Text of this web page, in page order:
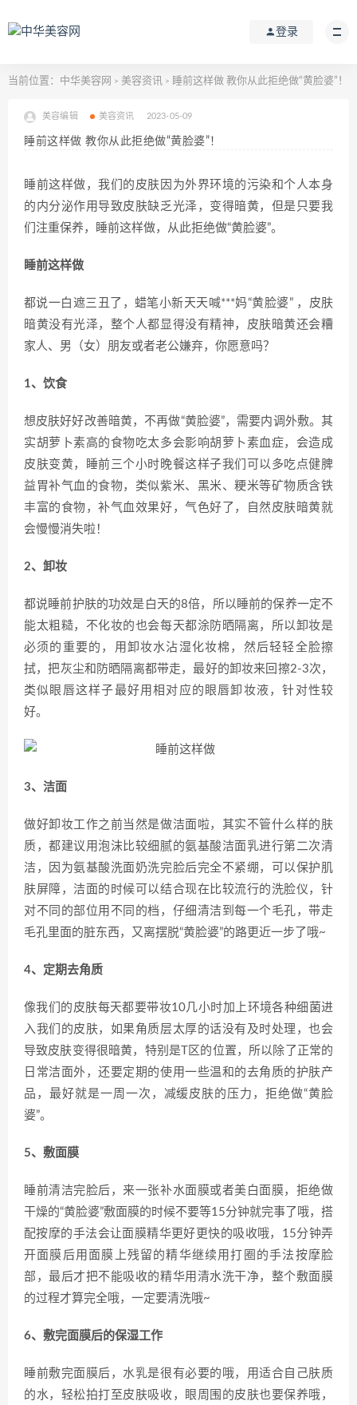
登录
当前位置： 中华美容网 > 美容资讯 > 睡前这样做 教你从此拒绝做“黄脸婆”！
美容编辑 美容资讯 2023-05-09
睡前这样做 教你从此拒绝做“黄脸婆”！
睡前这样做，我们的皮肤因为外界环境的污染和个人本身
的内分泌作用导致皮肤缺乏光泽，变得暗黄，但是只要我
们注重保养，睡前这样做，从此拒绝做“黄脸婆”。
睡前这样做
都说一白遮三丑了，蜡笔小新天天喊***妈“黄脸婆” ，皮肤
暗黄没有光泽，整个人都显得没有精神，皮肤暗黄还会糟
家人、男（女）朋友或者老公嫌弃，你愿意吗？
1、饮食
想皮肤好好改善暗黄，不再做“黄脸婆”，需要内调外敷。其
实胡萝卜素高的食物吃太多会影响胡萝卜素血症，会造成
皮肤变黄，睡前三个小时晚餐这样子我们可以多吃点健脾
益胃补气血的食物，类似紫米、黑米、粳米等矿物质含铁
丰富的食物，补气血效果好，气色好了，自然皮肤暗黄就
会慢慢消失啦！
2、卸妆
都说睡前护肤的功效是白天的8倍，所以睡前的保养一定不
能太粗糙，不化妆的也会每天都涂防晒隔离，所以卸妆是
必须的重要的，用卸妆水沾湿化妆棉，然后轻轻全脸擦
拭，把灰尘和防晒隔离都带走，最好的卸妆来回擦2-3次，
类似眼唇这样子最好用相对应的眼唇卸妆液，针对性较
好。
3、洁面
做好卸妆工作之前当然是做洁面啦，其实不管什么样的肤
质，都建议用泡沫比较细腻的氨基酸洁面乳进行第二次清
洁，因为氨基酸洗面奶洗完脸后完全不紧绷，可以保护肌
肤屏障，洁面的时候可以结合现在比较流行的洗脸仪，针
对不同的部位用不同的档，仔细清洁到每一个毛孔，带走
毛孔里面的脏东西，又离摆脱“黄脸婆”的路更近一步了哦~
4、定期去角质
像我们的皮肤每天都要带妆10几小时加上环境各种细菌进
入我们的皮肤，如果角质层太厚的话没有及时处理，也会
导致皮肤变得很暗黄，特别是T区的位置，所以除了正常的
日常洁面外，还要定期的使用一些温和的去角质的护肤产
品，最好就是一周一次，减缓皮肤的压力，拒绝做“黄脸
婆”。
5、敷面膜
睡前清洁完脸后，来一张补水面膜或者美白面膜，拒绝做
干燥的“黄脸婆”敷面膜的时候不要等15分钟就完事了哦，搭
配按摩的手法会让面膜精华更好更快的吸收哦，15分钟弄
开面膜后用面膜上残留的精华继续用打圈的手法按摩脸
部，最后才把不能吸收的精华用清水洗干净，整个敷面膜
的过程才算完全哦，一定要清洗哦~
6、敷完面膜后的保湿工作
睡前敷完面膜后，水乳是很有必要的哦，用适合自己肤质
的水，轻松拍打至皮肤吸收，眼周围的皮肤也要保养哦，